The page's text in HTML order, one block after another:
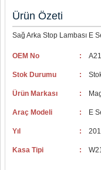
Ürün Özeti
Sağ Arka Stop Lambası E
OEM No :
Stok Durumu :
Ürün Markası :
Araç Modeli : E
Yıl :
Kasa Tipi :